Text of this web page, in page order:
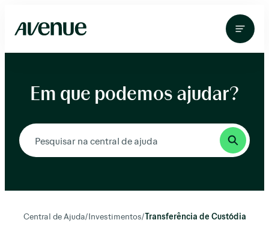
para
conteúdo
Em que podemos ajudar?
Central de Ajuda/Investimentos/Transferência de Custódia